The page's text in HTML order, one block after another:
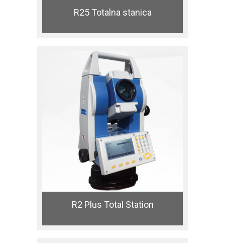
R25 Totalna stanica
R2 Plus Total Station